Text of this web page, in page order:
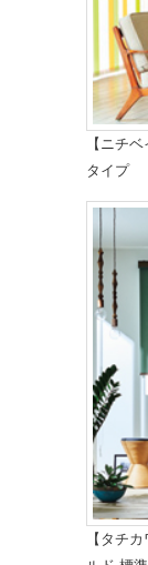
【ニチ
タイプ
【タチ